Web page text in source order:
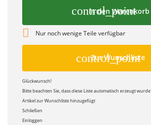
control_point
In den Warenkorb
 Nur noch wenige Teile verfügbar
control_point
Zur Wunschliste
Glückwunsch!
Bitte beachten Sie, dass diese Liste automatisch erzeugt wurde
Artikel zur Wunschliste hinzugefügt
Schließen
Einloggen